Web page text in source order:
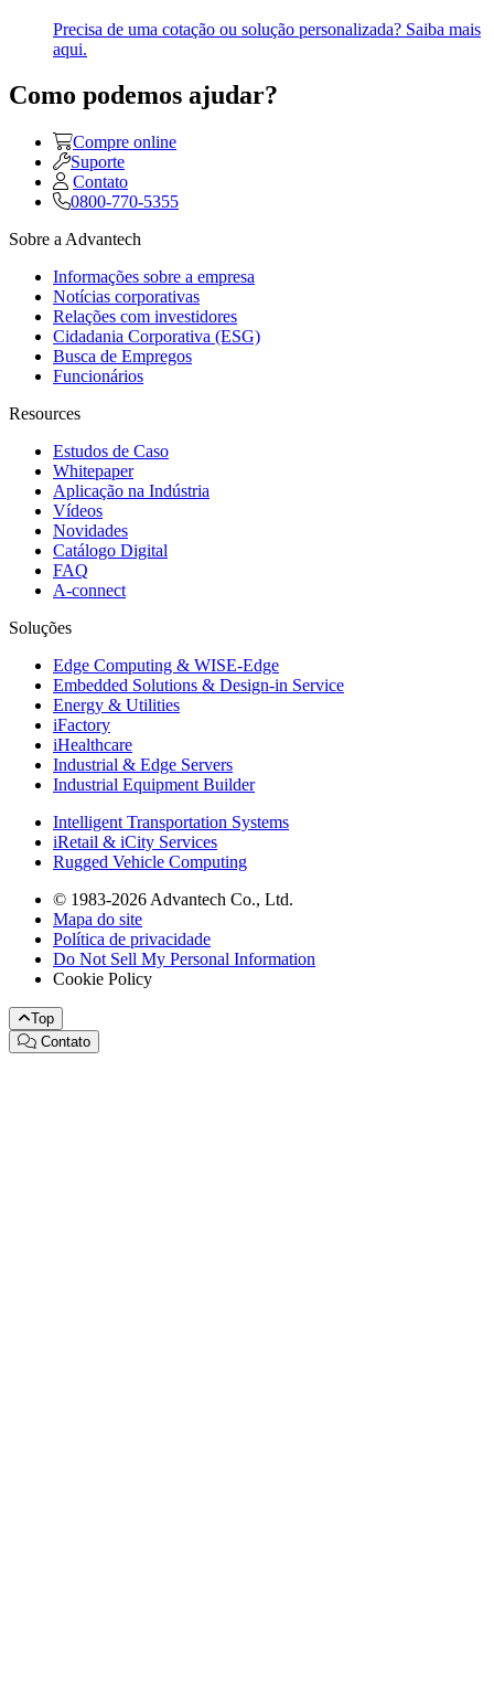
Precisa de uma cotação ou solução personalizada? Saiba mais
aqui.
Como podemos ajudar?
Compre online
Suporte
Contato
0800-770-5355
Sobre a Advantech
Informações sobre a empresa
Notícias corporativas
Relações com investidores
Cidadania Corporativa (ESG)
Busca de Empregos
Funcionários
Resources
Estudos de Caso
Whitepaper
Aplicação na Indústria
Vídeos
Novidades
Catálogo Digital
FAQ
A-connect
Soluções
Edge Computing & WISE-Edge
Embedded Solutions & Design-in Service
Energy & Utilities
iFactory
iHealthcare
Industrial & Edge Servers
Industrial Equipment Builder
Intelligent Transportation Systems
iRetail & iCity Services
Rugged Vehicle Computing
© 1983-2026 Advantech Co., Ltd.
Mapa do site
Política de privacidade
Do Not Sell My Personal Information
Cookie Policy
Top
Contato